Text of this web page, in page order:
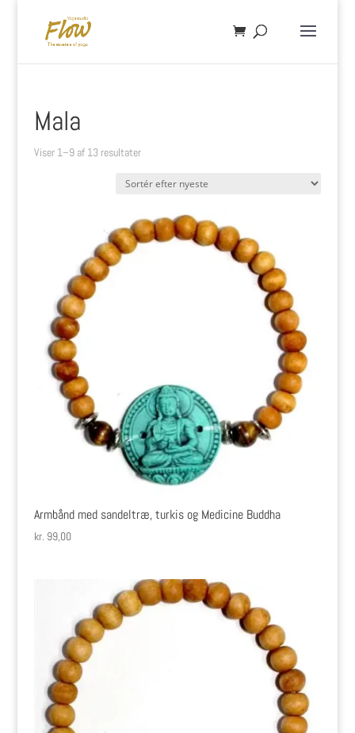
Mala
Viser 1–9 af 13 resultaterSorteret
seneste
Armbånd med sandeltræ, turkis og Medicine Buddha
kr. 99,00